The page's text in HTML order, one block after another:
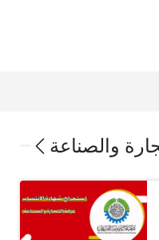
والصناعة